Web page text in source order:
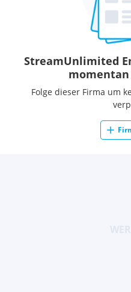
StreamUnlimited
momentan
Folge dieser Firma um